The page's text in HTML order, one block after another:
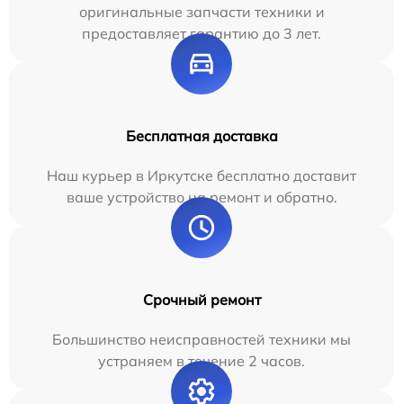
оригинальные запчасти техники и
предоставляет гарантию до 3 лет.
Бесплатная доставка
Наш курьер в Иркутске бесплатно доставит
ваше устройство на ремонт и обратно.
Срочный ремонт
Большинство неисправностей техники мы
устраняем в течение 2 часов.